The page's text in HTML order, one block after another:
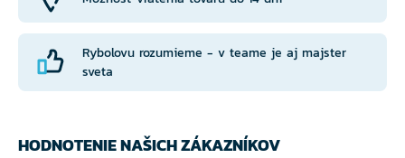
Rybolovu rozumieme - v teame je aj majster
sveta
HODNOTENIE NAŠICH ZÁKAZNÍKOV